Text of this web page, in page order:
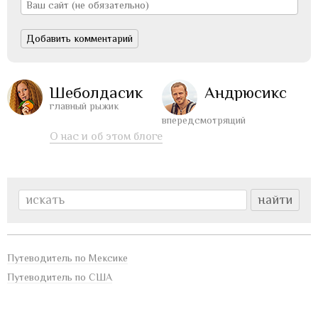
Шеболдасик
главный рыжик
Андрюсикс
впередсмотрящий
О нас и об этом блоге
Путеводитель по Мексике
Путеводитель по США